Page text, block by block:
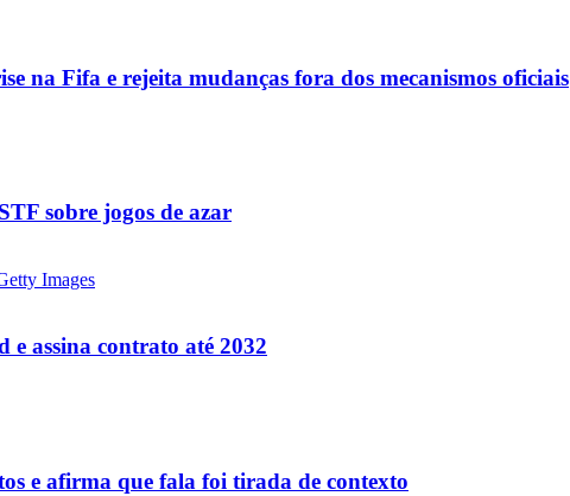
na Fifa e rejeita mudanças fora dos mecanismos oficiais
sobre jogos de azar
assina contrato até 2032
e afirma que fala foi tirada de contexto